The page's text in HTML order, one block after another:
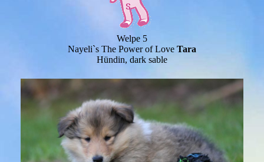
Welpe 5
Nayeli`s The Power of Love Tara
Hündin, dark sable